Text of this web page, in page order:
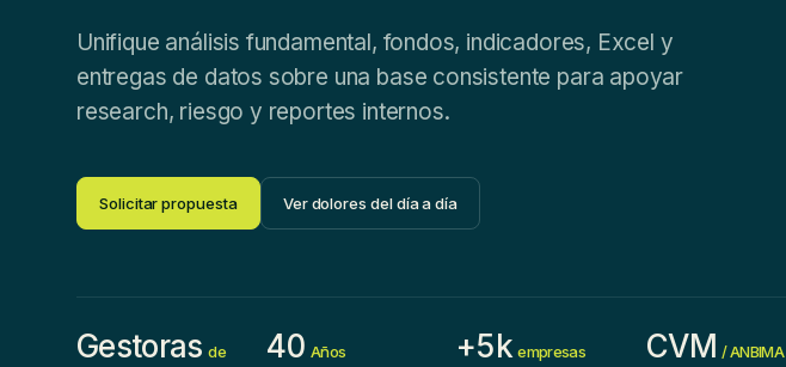
Unifique análisis fundamental, fondos, indicadores, Excel y
entregas de datos sobre una base consistente para apoyar
research, riesgo y reportes internos.
Solicitar propuesta Ver dolores del día a día
Gestoras de
40 Años +5k empresas CVM / ANBIMA